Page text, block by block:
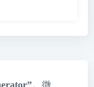
。 微